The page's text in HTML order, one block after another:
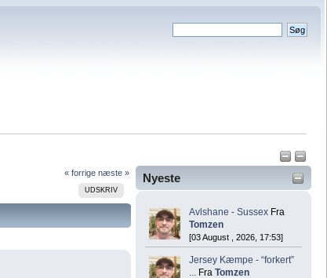
Nyeste
Avlshane - Sussex Fra
Tomzen
[03 August , 2026, 17:53]
Jersey Kæmpe - “forkert”
... Fra Tomzen
« forrige næste »
UDSKRIV